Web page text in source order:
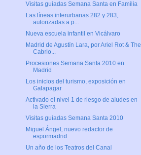
Visitas guiadas Semana Santa en Familia
Las líneas interurbanas 282 y 283,
autorizadas a p...
Nueva escuela infantil en Vicálvaro
Madrid de Agustín Lara, por Ariel Rot & The
Cabrio...
Procesiones Semana Santa 2010 en
Madrid
Los inicios del turismo, exposición en
Galapagar
Activado el nivel 1 de riesgo de aludes en
la Sierra
Visitas guiadas Semana Santa 2010
Miguel Ángel, nuevo redactor de
espormadrid
Un año de los Teatros del Canal